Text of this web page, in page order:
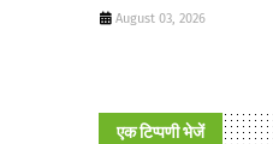
August 03, 2026
एक टिप्पणी भेजें